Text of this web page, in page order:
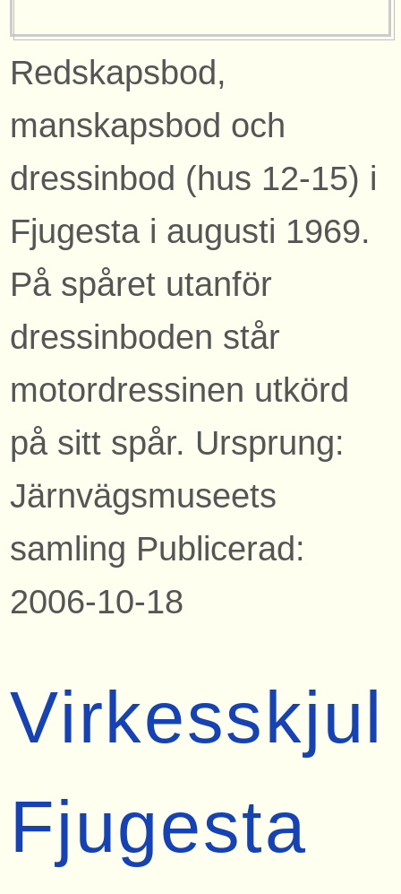
Redskapsbod,
manskapsbod och
dressinbod (hus 12-15) i
Fjugesta i augusti 1969.
På spåret utanför
dressinboden står
motordressinen utkörd
på sitt spår. Ursprung:
Järnvägsmuseets
samling Publicerad:
2006-10-18
Virkesskjul
Fjugesta